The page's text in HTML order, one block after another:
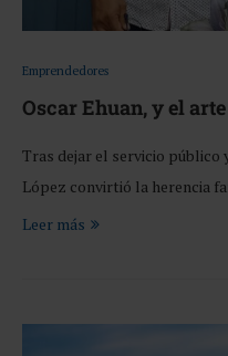
Emprendedores
Oscar Ehuan, y el
Tras dejar el servicio público
López convirtió la herencia
Leer más